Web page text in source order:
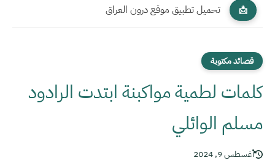
📩 تحميل تطبيق موقع درون العراق
قصائد مكتوبة
كلمات لطمية مواكبنة ابتدت الرادود
مسلم الوائلي
أغسطس 9, 2024